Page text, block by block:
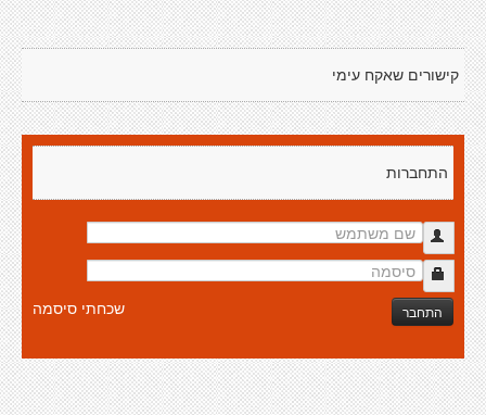
קישורים שאקח עימי
התחברות
התחבר שכחתי סיסמה